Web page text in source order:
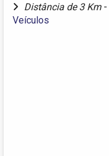
Distância de 3 Km -
Veículos